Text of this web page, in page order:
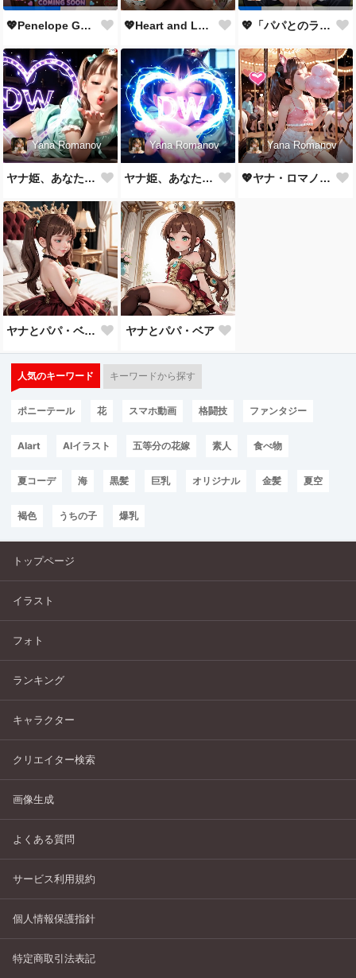
💖Penelope Goldberg💖 💖Heart and Love for you💖 💖「パパとのラブストーリー」💖
Yana Romanov
ヤナ姫、あなたへの贈り物がありますよ！！！
Yana Romanov
ヤナ姫、あなたへの贈り物がありますよ！！！
Yana Romanov
💖ヤナ・ロマノフ — コットンキャンディ💖
ヤナとパパ・ベアの遊びの時間。 ヤナとパパ・ベア
人気のキーワード キーワードから探す
ポニーテール 花 スマホ動画 格闘技 ファンタジー
AIart AIイラスト 五等分の花嫁 素人 食べ物
夏コーデ 海 黒髪 巨乳 オリジナル 金髪 夏空
褐色 うちの子 爆乳
トップページ
イラスト
フォト
ランキング
キャラクター
クリエイター検索
画像生成
よくある質問
サービス利用規約
個人情報保護指針
特定商取引法表記